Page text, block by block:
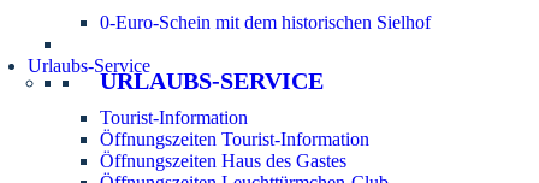
0-Euro-Schein mit dem historischen Sielhof
Urlaubs-Service
URLAUBS-SERVICE
Tourist-Information
Öffnungszeiten Tourist-Information
Öffnungszeiten Haus des Gastes